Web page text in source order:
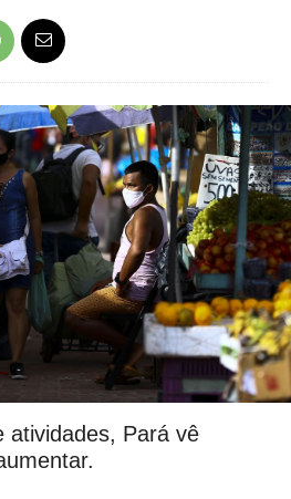
atividades, Pará vê